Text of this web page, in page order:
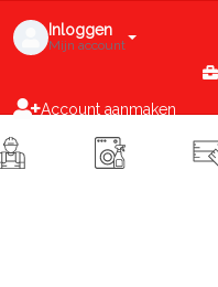
Inloggen
Mijn account
Account aanmaken